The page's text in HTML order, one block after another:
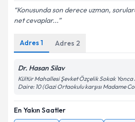
Kişisel verilerimin
Metni'ni okudum ve kişisel
Konusunda son derece uzman,
net cevaplar...
Adres 1 Adres 2
Dr. Hasan Silav
Kültür Mahallesi Şevket Özçelik Sokak
Daire: 10 (Gazi Ortaokulu karşısı Madame
En Yakın Saatler